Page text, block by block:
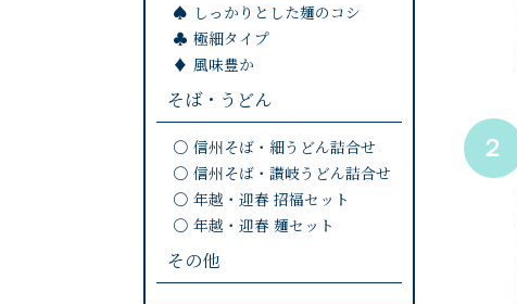
２
しっかりとした麺のコシ
極細タイプ
風味豊か
そば・うどん
信州そば・細うどん詰合せ
信州そば・讃岐うどん詰合せ
年越・迎春 招福セット
年越・迎春 麺セット
その他